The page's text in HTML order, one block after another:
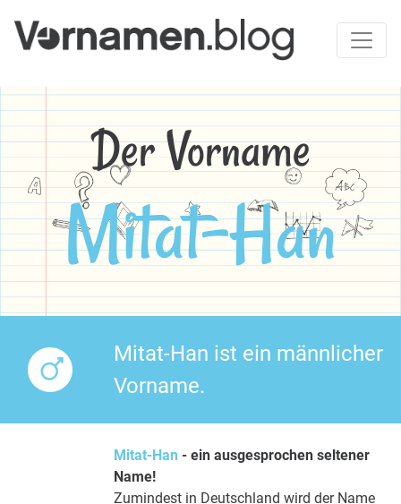
Der Vorname
Mitat-Han
Mitat-Han ist ein männlicher
Vorname.
Mitat-Han - ein ausgesprochen seltener
Name!
Zumindest in Deutschland wird der Name